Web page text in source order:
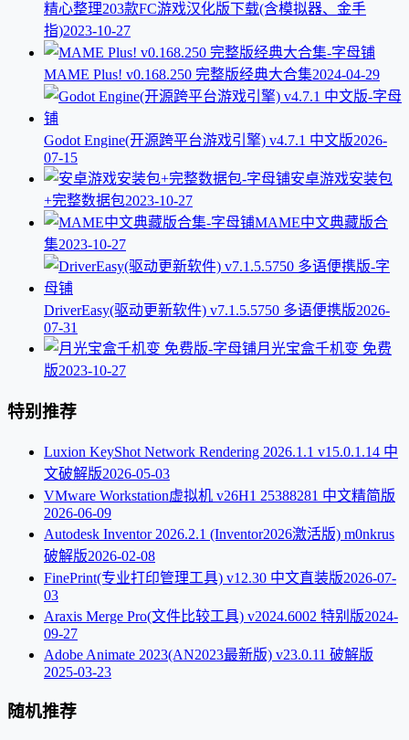
精心整理203款FC游戏汉化版下载(含模拟器、金手
指)2023-10-27
MAME Plus! v0.168.250 完整版经典大合集2024-04-29
Godot Engine(开源跨平台游戏引擎) v4.7.1 中文版2026-
07-15
安卓游戏安装包
+完整数据包2023-10-27
MAME中文典藏版合
集2023-10-27
DriverEasy(驱动更新软件) v7.1.5.5750 多语便携版2026-
07-31
月光宝盒千机变 免费
版2023-10-27
特别推荐
Luxion KeyShot Network Rendering 2026.1.1 v15.0.1.14 中
文破解版2026-05-03
VMware Workstation虚拟机 v26H1 25388281 中文精简版
2026-06-09
Autodesk Inventor 2026.2.1 (Inventor2026激活版) m0nkrus
破解版2026-02-08
FinePrint(专业打印管理工具) v12.30 中文直装版2026-07-
03
Araxis Merge Pro(文件比较工具) v2024.6002 特别版2024-
09-27
Adobe Animate 2023(AN2023最新版) v23.0.11 破解版
2025-03-23
随机推荐